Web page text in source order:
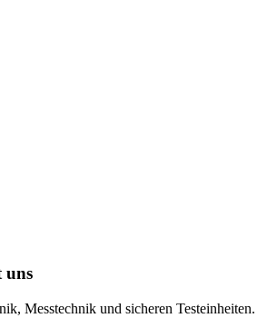
uns
Messtechnik und sicheren Testeinheiten.